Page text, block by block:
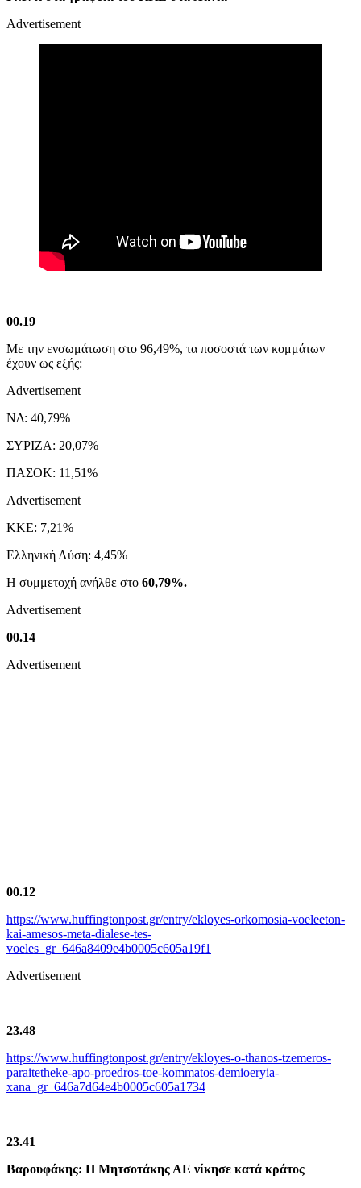
Advertisement
00.19
Με την ενσωμάτωση στο 96,49%, τα ποσοστά των κομμάτων
έχουν ως εξής:
Advertisement
ΝΔ: 40,79%
ΣΥΡΙΖΑ: 20,07%
ΠΑΣΟΚ: 11,51%
Advertisement
ΚΚΕ: 7,21%
Ελληνική Λύση: 4,45%
Η συμμετοχή ανήλθε στο 60,79%.
Advertisement
00.14
Advertisement
00.12
https://www.huffingtonpost.gr/entry/ekloyes-orkomosia-voeleeton-
kai-amesos-meta-dialese-tes-
voeles_gr_646a8409e4b0005c605a19f1
Advertisement
23.48
https://www.huffingtonpost.gr/entry/ekloyes-o-thanos-tzemeros-
paraitetheke-apo-proedros-toe-kommatos-demioeryia-
xana_gr_646a7d64e4b0005c605a1734
23.41
Βαρουφάκης: Η Μητσοτάκης ΑΕ νίκησε κατά κράτος